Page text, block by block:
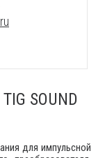
SOUND
для импульсной